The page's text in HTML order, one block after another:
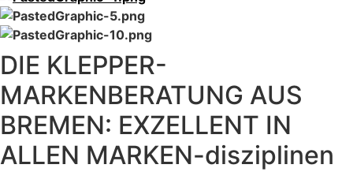
DIE KLEPPER-
MARKENBERATUNG AUS
BREMEN: EXZELLENT IN
ALLEN MARKEN-disziplinen